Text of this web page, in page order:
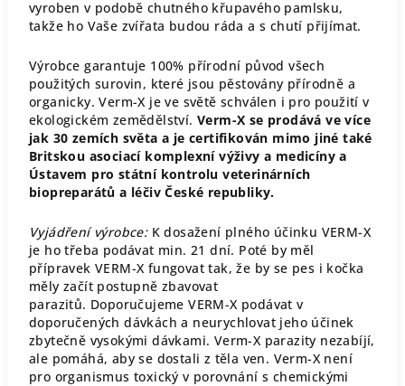
vyroben v podobě chutného křupavého pamlsku,
takže ho Vaše zvířata budou ráda a s chutí přijímat.
Výrobce garantuje 100% přírodní původ všech
použitých surovin, které jsou pěstovány přírodně a
organicky. Verm-X je ve světě schválen i pro použití v
ekologickém zemědělství. Verm-X se prodává ve více
jak 30 zemích světa a je certifikován mimo jiné také
Britskou asociací komplexní výživy a medicíny a
Ústavem pro státní kontrolu veterinárních
biopreparátů a léčiv České republiky.
Vyjádření výrobce:K dosažení plného účinku VERM-X
je ho třeba podávat min. 21 dní. Poté by měl
přípravek VERM-X fungovat tak, že by se pes i kočka
měly začít postupně zbavovat
parazitů. Doporučujeme VERM-X podávat v
doporučených dávkách a neurychlovat jeho účinek
zbytečně vysokými dávkami. Verm-X parazity nezabíjí,
ale pomáhá, aby se dostali z těla ven. Verm-X není
pro organismus toxický v porovnání s chemickými